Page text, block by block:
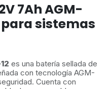
7Ah AGM-
para sistemas
es una batería sellada de
con tecnología AGM-
Cuenta con